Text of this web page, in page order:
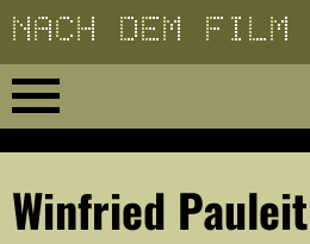
Direkt
zum
Inhalt
Home
No 23
Winfried Pauleit